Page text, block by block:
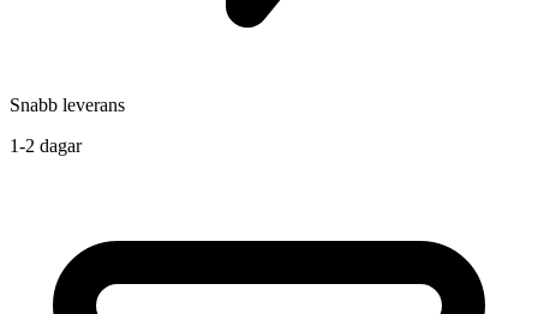
Snabb leverans
1-2 dagar